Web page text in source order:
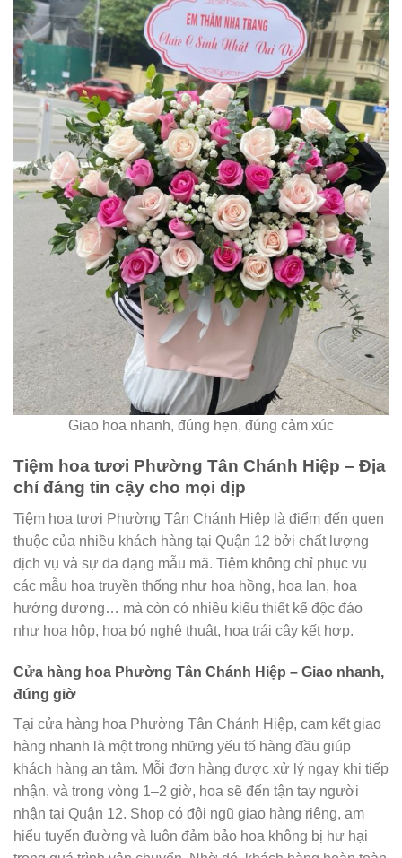
Giao hoa nhanh, đúng hẹn, đúng cảm xúc
Tiệm hoa tươi Phường Tân Chánh Hiệp – Địa
chỉ đáng tin cậy cho mọi dịp
Tiệm hoa tươi Phường Tân Chánh Hiệp là điểm đến quen
thuộc của nhiều khách hàng tại Quận 12 bởi chất lượng
dịch vụ và sự đa dạng mẫu mã. Tiệm không chỉ phục vụ
các mẫu hoa truyền thống như hoa hồng, hoa lan, hoa
hướng dương… mà còn có nhiều kiểu thiết kế độc đáo
như hoa hộp, hoa bó nghệ thuật, hoa trái cây kết hợp.
Cửa hàng hoa Phường Tân Chánh Hiệp – Giao nhanh,
đúng giờ
Tại cửa hàng hoa Phường Tân Chánh Hiệp, cam kết giao
hàng nhanh là một trong những yếu tố hàng đầu giúp
khách hàng an tâm. Mỗi đơn hàng được xử lý ngay khi tiếp
nhận, và trong vòng 1–2 giờ, hoa sẽ đến tận tay người
nhận tại Quận 12. Shop có đội ngũ giao hàng riêng, am
hiểu tuyến đường và luôn đảm bảo hoa không bị hư hại